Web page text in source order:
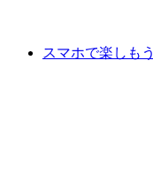
スマホで楽しもう